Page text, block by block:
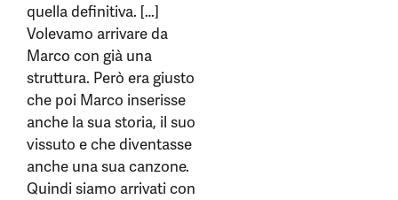
quella definitiva. […]
Volevamo arrivare da
Marco con già una
struttura. Però era giusto
che poi Marco inserisse
anche la sua storia, il suo
vissuto e che diventasse
anche una sua canzone.
Quindi siamo arrivati con